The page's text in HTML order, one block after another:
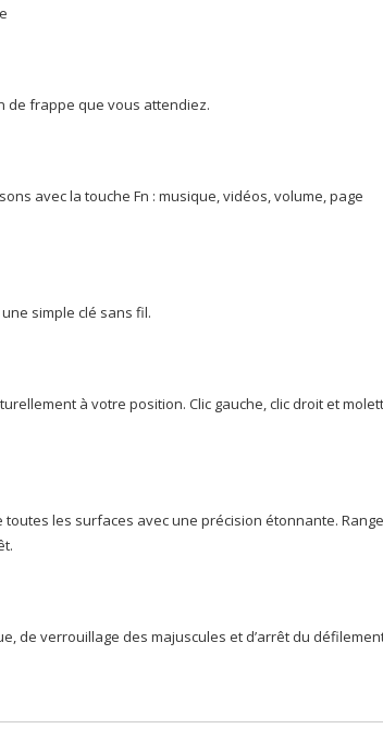
de frappe que vous attendiez.
avec la touche Fn : musique, vidéos, volume, page
simple clé sans fil.
à votre position. Clic gauche, clic droit et
les surfaces avec une précision étonnante.
de verrouillage des majuscules et d’arrêt du